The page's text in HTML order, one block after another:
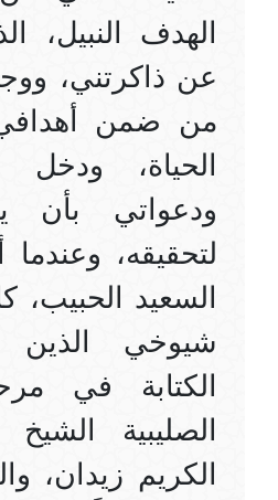
الهدف النبيل،
عن ذاكرتني،
من ضمن
الحياة،
ودعواتي بأن
لتحقيقه،
السعيد
شيوخي الذين
الكتابة في
الصليبية
الكريم زيدان،